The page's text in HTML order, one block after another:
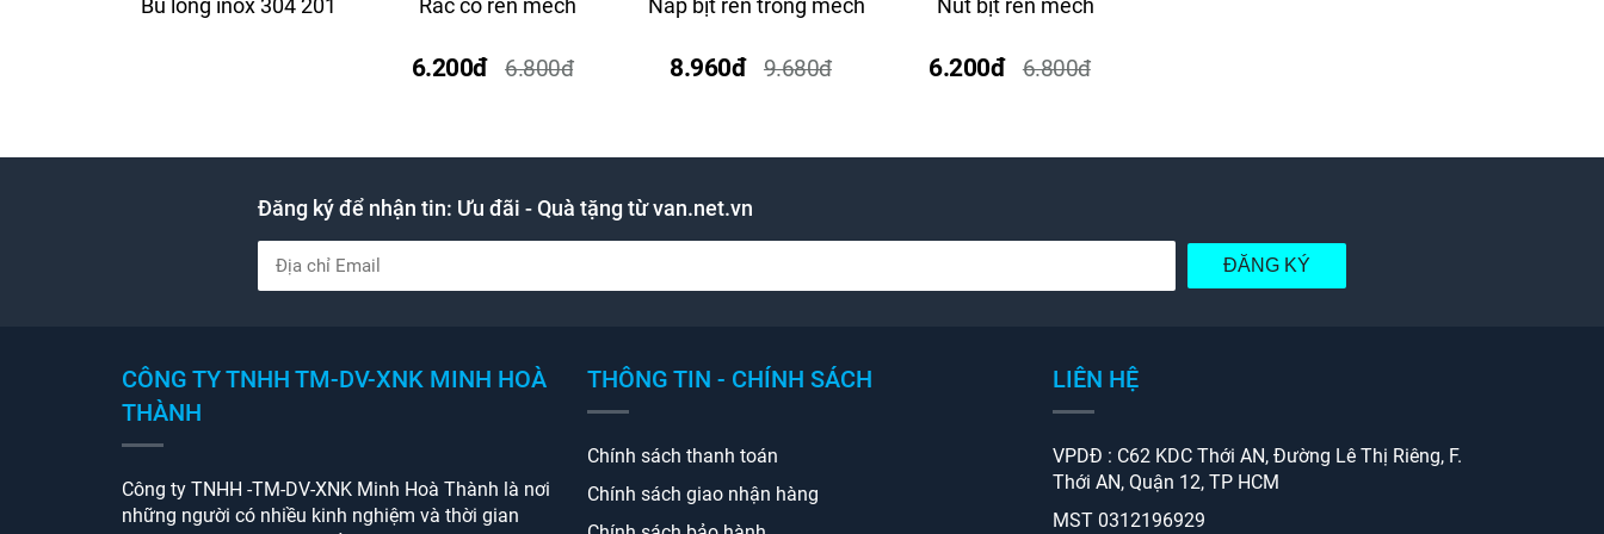
Bu lông inox 304 201 Rắc co ren mech
6.200đ 6.800đ
Nắp bịt ren trong mech
8.960đ 9.680đ
Nút bịt ren mech
6.200đ 6.800đ
Đăng ký để nhận tin: Ưu đãi - Quà tặng từ van.net.vn
ĐĂNG KÝ
CÔNG TY TNHH TM-DV-XNK MINH HOÀ
THÀNH
Công ty TNHH -TM-DV-XNK Minh Hoà Thành là nơi
những người có nhiều kinh nghiệm và thời gian
THÔNG TIN - CHÍNH SÁCH
Chính sách thanh toán
Chính sách giao nhận hàng
LIÊN HỆ
VPDĐ : C62 KDC Thới AN, Đường Lê Thị Riêng, F.
Thới AN, Quận 12, TP HCM
MST 0312196929